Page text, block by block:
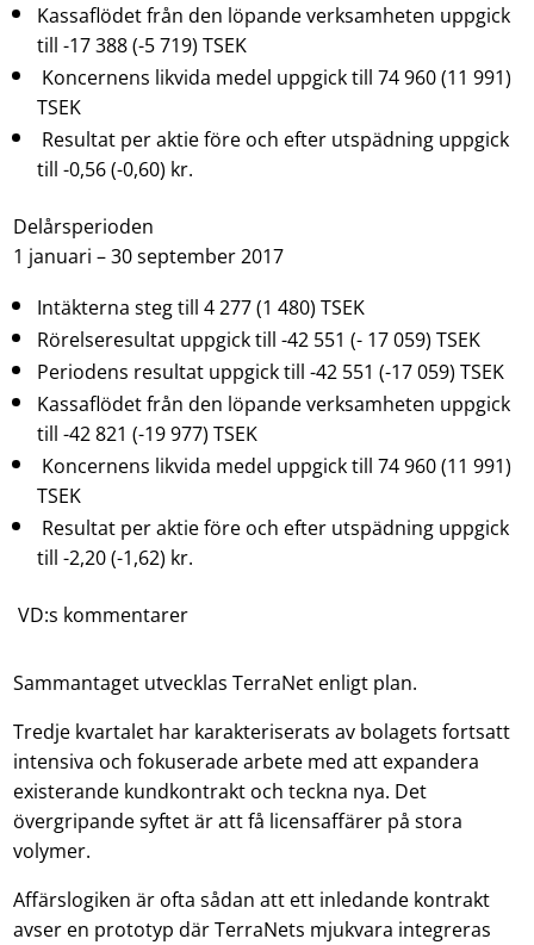
Kassaflödet från den löpande verksamheten uppgick
till -17 388 (-5 719) TSEK
Koncernens likvida medel uppgick till 74 960 (11 991)
TSEK
Resultat per aktie före och efter utspädning uppgick
till -0,56 (-0,60) kr.
Delårsperioden
1 januari – 30 september 2017
Intäkterna steg till 4 277 (1 480) TSEK
Rörelseresultat uppgick till -42 551 (- 17 059) TSEK
Periodens resultat uppgick till -42 551 (-17 059) TSEK
Kassaflödet från den löpande verksamheten uppgick
till -42 821 (-19 977) TSEK
Koncernens likvida medel uppgick till 74 960 (11 991)
TSEK
Resultat per aktie före och efter utspädning uppgick
till -2,20 (-1,62) kr.
VD:s kommentarer
Sammantaget utvecklas TerraNet enligt plan.
Tredje kvartalet har karakteriserats av bolagets fortsatt
intensiva och fokuserade arbete med att expandera
existerande kundkontrakt och teckna nya. Det
övergripande syftet är att få licensaffärer på stora
volymer.
Affärslogiken är ofta sådan att ett inledande kontrakt
avser en prototyp där TerraNets mjukvara integreras